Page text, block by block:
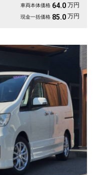
車両本体価格 64.0 万円
現金一括価格 85.0 万円